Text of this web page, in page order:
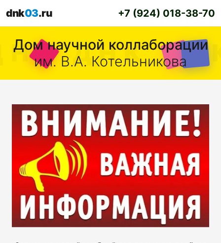
dnk03.ru +7 (924) 018-38-70
Дом научной коллаборации
им. В.А. Котельникова